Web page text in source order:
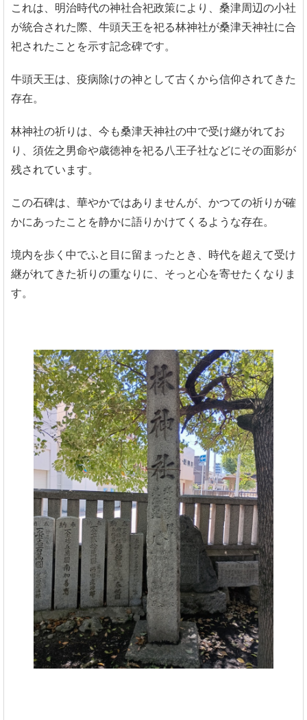
これは、明治時代の神社合祀政策により、桑津周辺の小社
が統合された際、牛頭天王を祀る林神社が桑津天神社に合
祀されたことを示す記念碑です。
牛頭天王は、疫病除けの神として古くから信仰されてきた
存在。
林神社の祈りは、今も桑津天神社の中で受け継がれてお
り、須佐之男命や歳徳神を祀る八王子社などにその面影が
残されています。
この石碑は、華やかではありませんが、かつての祈りが確
かにあったことを静かに語りかけてくるような存在。
境内を歩く中でふと目に留まったとき、時代を超えて受け
継がれてきた祈りの重なりに、そっと心を寄せたくなりま
す。